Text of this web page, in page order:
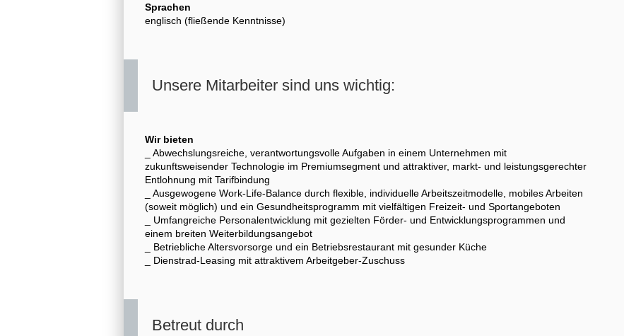
Sprachen
englisch (fließende Kenntnisse)
Unsere Mitarbeiter sind uns wichtig:
Wir bieten
_ Abwechslungsreiche, verantwortungsvolle Aufgaben in einem Unternehmen mit
zukunftsweisender Technologie im Premiumsegment und attraktiver, markt- und leistungsgerechter
Entlohnung mit Tarifbindung
_ Ausgewogene Work-Life-Balance durch flexible, individuelle Arbeitszeitmodelle, mobiles Arbeiten
(soweit möglich) und ein Gesundheitsprogramm mit vielfältigen Freizeit- und Sportangeboten
_ Umfangreiche Personalentwicklung mit gezielten Förder- und Entwicklungsprogrammen und
einem breiten Weiterbildungsangebot
_ Betriebliche Altersvorsorge und ein Betriebsrestaurant mit gesunder Küche
_ Dienstrad-Leasing mit attraktivem Arbeitgeber-Zuschuss
Betreut durch